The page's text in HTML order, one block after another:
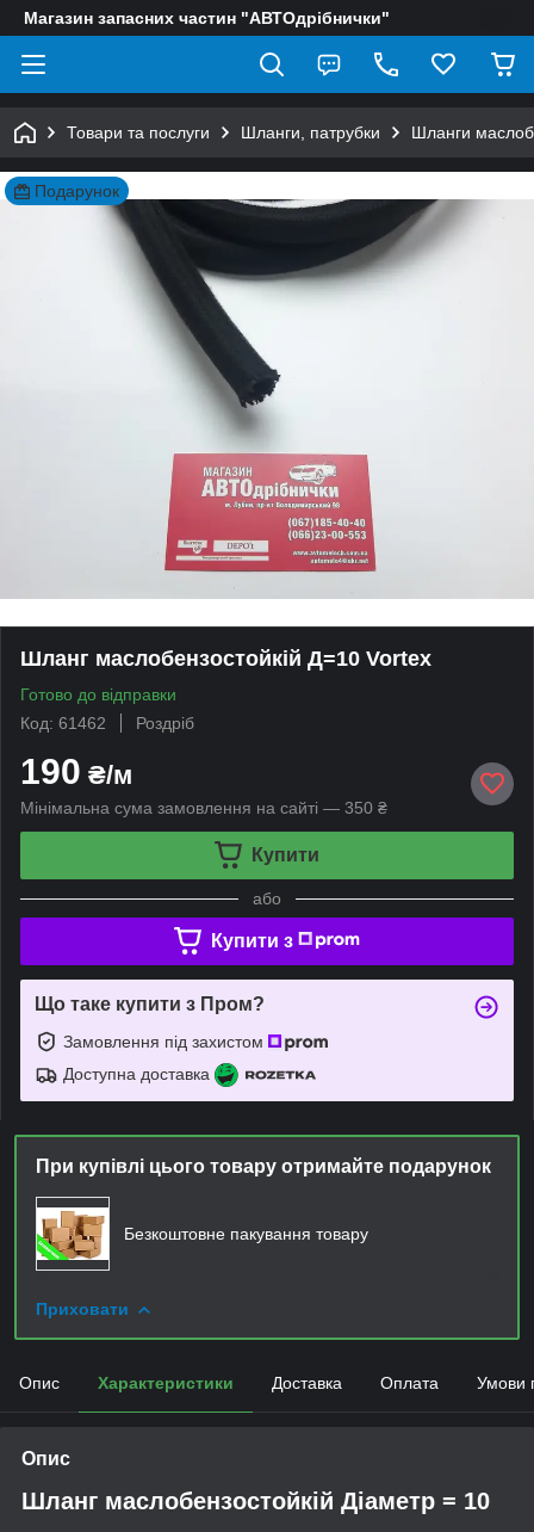
Магазин запасних частин "АВТОдрібнички"
Товари та послуги Шланги, патрубки Шланги
Подарунок
Шланг маслобензостойкій Д=10 Vortex
Готово до відправки
Код: 61462
Роздріб
190 ₴/м
Мінімальна сума замовлення на сайті — 350 ₴
Купити
або
Купити з
Що таке купити з Пром?
Замовлення під захистом
Доступна доставка
При купівлі цього товару отримайте подарунок
Безкоштовне пакування товару
Приховати
Опис Характеристики Доставка Оплата Умови
Опис
Шланг маслобензостойкій Діаметр = 10